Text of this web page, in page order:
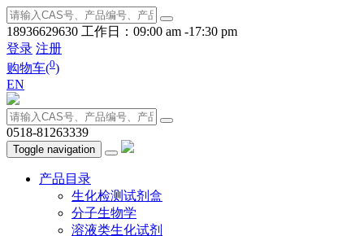
18936629630 工作日：09:00 am -17:30 pm
登录 注册
购物车(0)
EN
0518-81263339
Toggle navigation
产品目录
生化检测试剂盒
分子生物学
溶液类生化试剂